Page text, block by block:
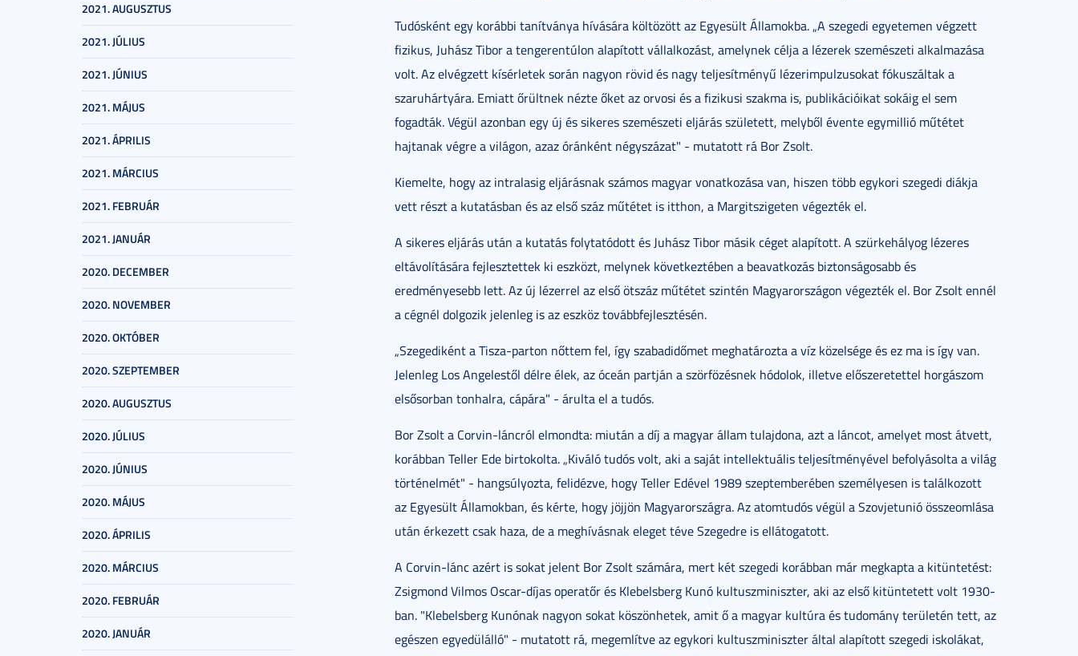
2021. AUGUSZTUS
2021. JÚLIUS
2021. JÚNIUS
2021. MÁJUS
2021. ÁPRILIS
2021. MÁRCIUS
2021. FEBRUÁR
2021. JANUÁR
2020. DECEMBER
2020. NOVEMBER
2020. OKTÓBER
2020. SZEPTEMBER
2020. AUGUSZTUS
2020. JÚLIUS
2020. JÚNIUS
2020. MÁJUS
2020. ÁPRILIS
2020. MÁRCIUS
2020. FEBRUÁR
2020. JANUÁR
Tudósként egy korábbi tanítványa hívására költözött az Egyesült Államokba. „A szegedi egyetemen végzett
fizikus, Juhász Tibor a tengerentúlon alapított vállalkozást, amelynek célja a lézerek szemészeti alkalmazása
volt. Az elvégzett kísérletek során nagyon rövid és nagy teljesítményű lézerimpulzusokat fókuszáltak a
szaruhártyára. Emiatt őrültnek nézte őket az orvosi és a fizikusi szakma is, publikációikat sokáig el sem
fogadták. Végül azonban egy új és sikeres szemészeti eljárás született, melyből évente egymillió műtétet
hajtanak végre a világon, azaz óránként négyszázat" - mutatott rá Bor Zsolt.
Kiemelte, hogy az intralasig eljárásnak számos magyar vonatkozása van, hiszen több egykori szegedi diákja
vett részt a kutatásban és az első száz műtétet is itthon, a Margitszigeten végezték el.
A sikeres eljárás után a kutatás folytatódott és Juhász Tibor másik céget alapított. A szürkehályog lézeres
eltávolítására fejlesztettek ki eszközt, melynek következtében a beavatkozás biztonságosabb és
eredményesebb lett. Az új lézerrel az első ötszáz műtétet szintén Magyarországon végezték el. Bor Zsolt ennél
a cégnél dolgozik jelenleg is az eszköz továbbfejlesztésén.
„Szegediként a Tisza-parton nőttem fel, így szabadidőmet meghatározta a víz közelsége és ez ma is így van.
Jelenleg Los Angelestől délre élek, az óceán partján a szörfözésnek hódolok, illetve előszeretettel horgászom
elsősorban tonhalra, cápára" - árulta el a tudós.
Bor Zsolt a Corvin-láncról elmondta: miután a díj a magyar állam tulajdona, azt a láncot, amelyet most átvett,
korábban Teller Ede birtokolta. „Kiváló tudós volt, aki a saját intellektuális teljesítményével befolyásolta a világ
történelmét" - hangsúlyozta, felidézve, hogy Teller Edével 1989 szeptemberében személyesen is találkozott
az Egyesült Államokban, és kérte, hogy jöjjön Magyarországra. Az atomtudós végül a Szovjetunió összeomlása
után érkezett csak haza, de a meghívásnak eleget téve Szegedre is ellátogatott.
A Corvin-lánc azért is sokat jelent Bor Zsolt számára, mert két szegedi korábban már megkapta a kitüntetést:
Zsigmond Vilmos Oscar-díjas operatőr és Klebelsberg Kunó kultuszminiszter, aki az első kitüntetett volt 1930-
ban. "Klebelsberg Kunónak nagyon sokat köszönhetek, amit ő a magyar kultúra és tudomány területén tett, az
egészen egyedülálló" - mutatott rá, megemlítve az egykori kultuszminiszter által alapított szegedi iskolákat,